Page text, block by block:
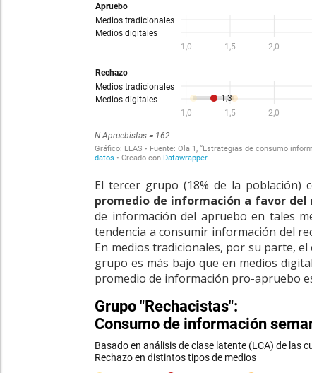
El tercer grupo(18% de la población)
promedio de información a favor
de información del apruebo en tales
tendencia a consumir información del
En medios tradicionales, por su parte,
grupo es más bajo que en medios
promedio de información pro-apruebo